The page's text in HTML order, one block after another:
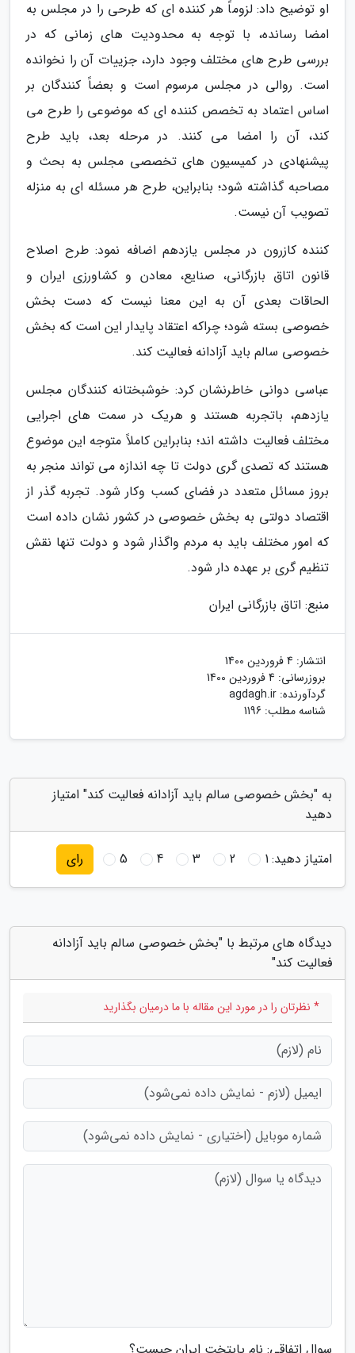
او توضیح داد: لزوماً هر کننده ای که طرحی را در مجلس به
امضا رسانده، با توجه به محدودیت های زمانی که در
بررسی طرح های مختلف وجود دارد، جزییات آن را نخوانده
است. روالی در مجلس مرسوم است و بعضاً کنندگان بر
اساس اعتماد به تخصص کننده ای که موضوعی را طرح می
کند، آن را امضا می کنند. در مرحله بعد، باید طرح
پیشنهادی در کمیسیون های تخصصی مجلس به بحث و
مصاحبه گذاشته شود؛ بنابراین، طرح هر مسئله ای به منزله
تصویب آن نیست.
کننده کازرون در مجلس یازدهم اضافه نمود: طرح اصلاح
قانون اتاق بازرگانی، صنایع، معادن و کشاورزی ایران و
الحاقات بعدی آن به این معنا نیست که دست بخش
خصوصی بسته شود؛ چراکه اعتقاد پایدار این است که بخش
خصوصی سالم باید آزادانه فعالیت کند.
عباسی دوانی خاطرنشان کرد: خوشبختانه کنندگان مجلس
یازدهم، باتجربه هستند و هریک در سمت های اجرایی
مختلف فعالیت داشته اند؛ بنابراین کاملاً متوجه این موضوع
هستند که تصدی گری دولت تا چه اندازه می تواند منجر به
بروز مسائل متعدد در فضای کسب وکار شود. تجربه گذر از
اقتصاد دولتی به بخش خصوصی در کشور نشان داده است
که امور مختلف باید به مردم واگذار شود و دولت تنها نقش
تنظیم گری بر عهده دار شود.
منبع: اتاق بازرگانی ایران
انتشار: 4 فروردین 1400
بروزرسانی: 4 فروردین 1400
گردآورنده: agdagh.ir
شناسه مطلب: 1196
به "بخش خصوصی سالم باید آزادانه فعالیت کند" امتیاز
دهید
امتیاز دهید:1
2
3
4
5 رای
دیدگاه های مرتبط با "بخش خصوصی سالم باید آزادانه
فعالیت کند"
* نظرتان را در مورد این مقاله با ما درمیان بگذارید